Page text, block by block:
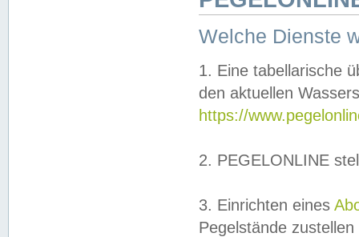
Welche Dienste
1. Eine tabellarische
den aktuellen
https://
2. PEGELONLINE
3. Einrichten eines
Pegelstände